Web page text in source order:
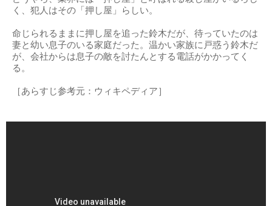
く、犯人はその「押し屋」らしい。
命じられるままに押し屋を追った鈴木だが、待っていたのは
妻と幼い息子のいる家庭だった。温かい家族に戸惑う鈴木だ
が、会社からは息子の敵を討たんとする電話がかかってく
る。
［あらすじ参考元：ウィキペディア］